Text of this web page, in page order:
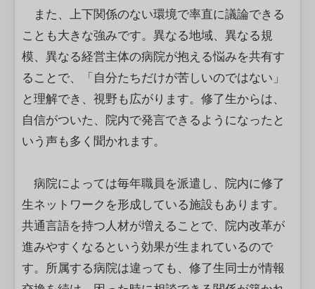
また、上下関係のない環境で率直に議論できる
ことも大きな強みです。異なる地域、異なる規
模、異なる経営主体の病院が抱える悩みを共有す
ることで、「自分たちだけが苦しいのではない」
と理解でき、視野も広がります。修了生からは、
自信がついた、院内で発言できるようになったと
いう声も多く聞かれます。
病院によっては毎年職員を派遣し、院内に修了
生ネットワークを形成している施設もあります。
共通言語を持つ人材が増えることで、院内改革が
進みやすくなるという効果が生まれているので
す。所属する病院は違っても、修了生同士が情報